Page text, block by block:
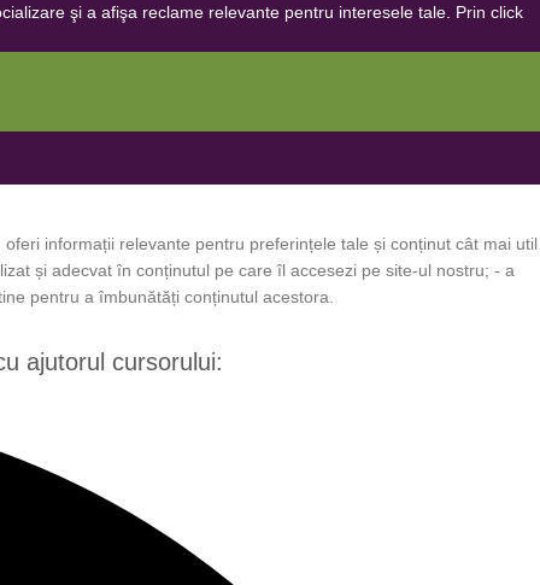
şi a afişa reclame relevante pentru interesele tale. Prin click
informații relevante pentru preferințele tale și conținut cât mai util
și adecvat în conținutul pe care îl accesezi pe site-ul nostru; - a
pentru a îmbunătăți conținutul acestora.
ajutorul cursorului: